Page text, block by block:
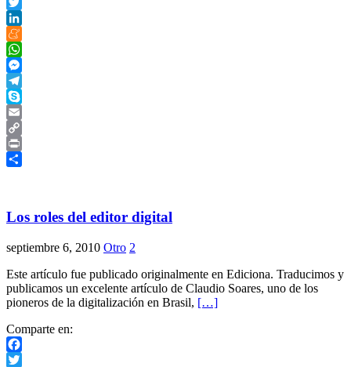
Twitter
LinkedIn
Meneame
WhatsApp
Messenger
Telegram
Skype
Email
Copy
Link
Print
Los roles del editor digital
septiembre 6, 2010 Otro 2
Este artículo fue publicado originalmente en Ediciona. Traducimos y
publicamos un excelente artículo de Claudio Soares, uno de los
pioneros de la digitalización en Brasil, […]
Comparte en:
Facebook